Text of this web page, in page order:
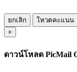
ยกเลิก
โหวตคะแนน
×
ดาวน์โหลด PicMail